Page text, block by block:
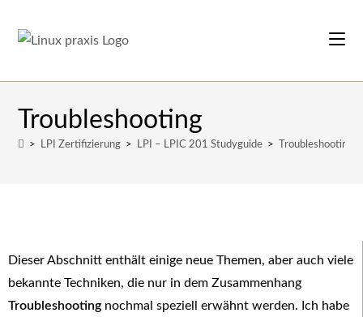
Troubleshooting
> LPI Zertifizierung > LPI – LPIC 201 Studyguide > Troubleshooting
Dieser Abschnitt enthält einige neue Themen, aber auch viele
bekannte Techniken, die nur in dem Zusammenhang
Troubleshooting nochmal speziell erwähnt werden. Ich habe